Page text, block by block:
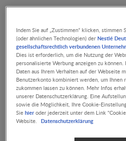
in
ARTIKEL
Indem Sie auf „Zustimmen“ klicken, stimmen
(oder ähnlichen Technologien) der Nestlé
gesellschaftsrechtlich verbundenen
Dies ist erforderlich, um die Nutzung der
personalisierte Werbung anzeigen zu
Daten aus Ihrem Verhalten auf der Webseite
Benutzerkonto kombiniert werden, um Ihnen
zukommen lassen zu können. Mehr Infos
unserer Datenschutzerklärung. Eine
sowie die Möglichkeit, Ihre Cookie-
Siehier oder jederzeit unter dem Link
Website.
Datenschutzerklärung